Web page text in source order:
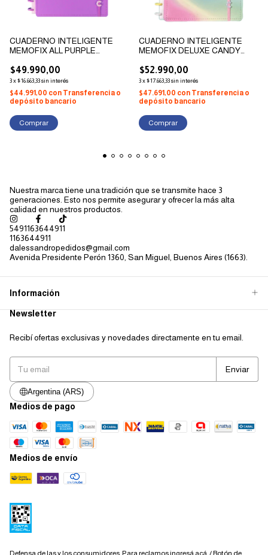
CUADERNO INTELIGENTE
MEMOFIX ALL PURPLE
$49.990,00
3x$16.663,33sin interés
$44.991,00 con Transferencia o
depósito bancario
CUADERNO INTELIGENTE
MEMOFIX DELUXE CANDY
$52.990,00
3x$17.663,33sin interés
$47.691,00 con Transferencia o
depósito bancario
Nuestra marca tiene una tradición que se transmite hace 3
generaciones. Esto nos permite asegurar y ofrecer la más alta
calidad en nuestros productos.
5491163644911
1163644911
dalessandropedidos@gmail.com
Avenida Presidente Perón 1360, San Miguel, Buenos Aires (1663).
Información
Newsletter
Recibí ofertas exclusivas y novedades directamente en tu email.
Argentina (ARS)
Medios de pago
Medios de envío
Defensa de las y los consumidores. Para reclamosingresá acá. /Botón de